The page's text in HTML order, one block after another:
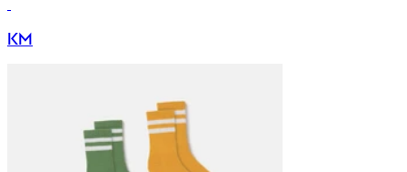
KM